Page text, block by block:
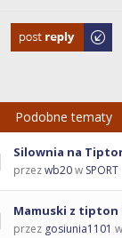
Odpowiedz
Podobne tematy
Silownia na
przezwb20w SPORT
Mamuski z
przez gosiunia1101 w